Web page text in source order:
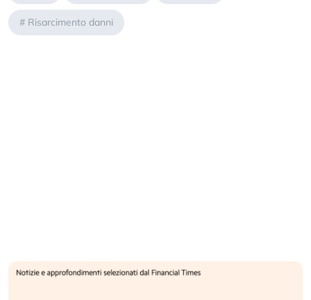
# Risarcimento danni